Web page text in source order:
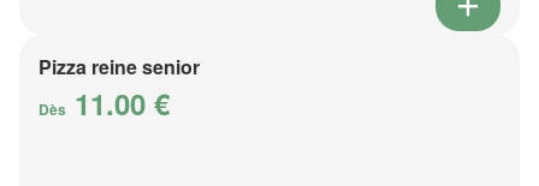
Pizza reine senior
Dès 11.00 €